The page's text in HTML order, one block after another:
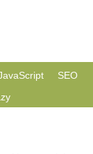
SEO